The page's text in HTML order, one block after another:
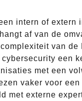
intern of extern
af van de
van de
een
met een
vaker voor
met externe